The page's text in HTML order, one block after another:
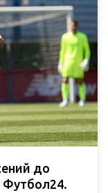
до
Футбол24.